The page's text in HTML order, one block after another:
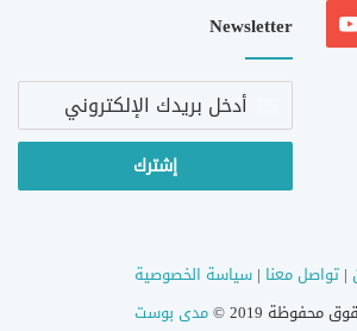
‫YouTube
Newsletter
أدخل
الإلكتروني
|تواصل معنا |سياسة الخصوصية
محفوظة 2019 ©
مدى بوست